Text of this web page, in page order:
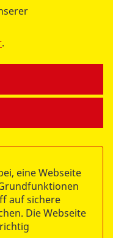
mitShariff
e.V.
.
eine Webseite
auf sichere
Die Webseite